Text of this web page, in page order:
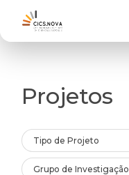
Projetos
Tipo de Projeto
Grupo de Investigação